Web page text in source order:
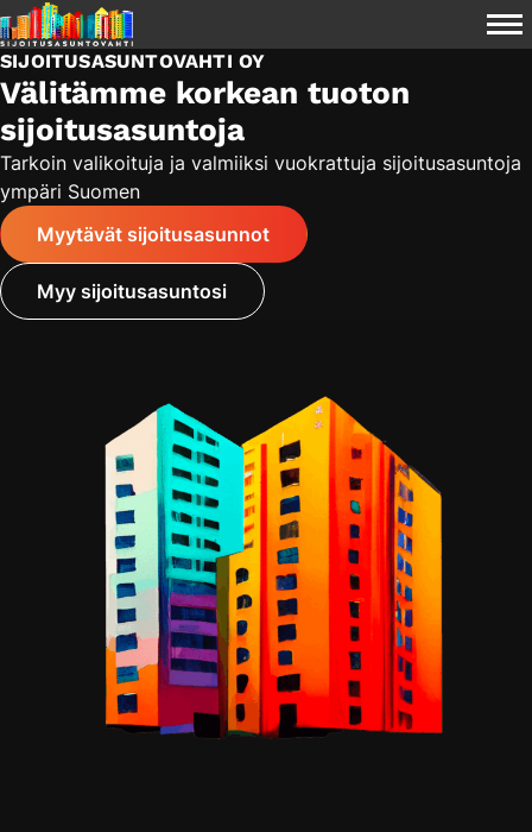
Siirry
sisältöön
Sijoitusasuntovahti
Oy
SIJOITUSASUNTOVAHTI OY
Välitämme korkean tuoton
sijoitusasuntoja
Tarkoin valikoituja ja valmiiksi vuokrattuja sijoitusasuntoja
ympäri Suomen
Myytävät sijoitusasunnot
Myy sijoitusasuntosi